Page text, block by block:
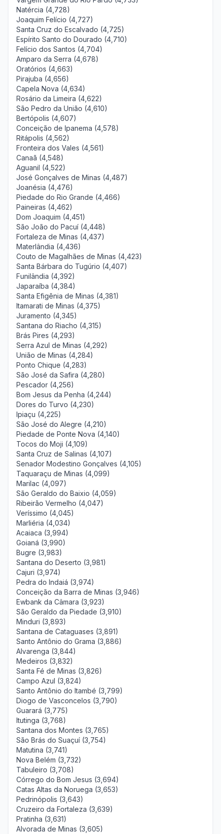
Natércia (4,728)
Joaquim Felício (4,727)
Santa Cruz do Escalvado (4,725)
Espírito Santo do Dourado (4,710)
Felício dos Santos (4,704)
Amparo da Serra (4,678)
Oratórios (4,663)
Pirajuba (4,656)
Capela Nova (4,634)
Rosário da Limeira (4,622)
São Pedro da União (4,610)
Bertópolis (4,607)
Conceição de Ipanema (4,578)
Ritápolis (4,562)
Fronteira dos Vales (4,561)
Canaã (4,548)
Aguanil (4,522)
José Gonçalves de Minas (4,487)
Joanésia (4,476)
Piedade do Rio Grande (4,466)
Paineiras (4,462)
Dom Joaquim (4,451)
São João do Pacuí (4,448)
Fortaleza de Minas (4,437)
Materlândia (4,436)
Couto de Magalhães de Minas (4,423)
Santa Bárbara do Tugúrio (4,407)
Funilândia (4,392)
Japaraíba (4,384)
Santa Efigênia de Minas (4,381)
Itamarati de Minas (4,375)
Juramento (4,345)
Santana do Riacho (4,315)
Brás Pires (4,293)
Serra Azul de Minas (4,292)
União de Minas (4,284)
Ponto Chique (4,283)
São José da Safira (4,280)
Pescador (4,256)
Bom Jesus da Penha (4,244)
Dores do Turvo (4,230)
Ipiaçu (4,225)
São José do Alegre (4,210)
Piedade de Ponte Nova (4,140)
Tocos do Moji (4,109)
Santa Cruz de Salinas (4,107)
Senador Modestino Gonçalves (4,105)
Taquaraçu de Minas (4,099)
Marilac (4,097)
São Geraldo do Baixio (4,059)
Ribeirão Vermelho (4,047)
Veríssimo (4,045)
Marliéria (4,034)
Acaiaca (3,994)
Goianá (3,990)
Bugre (3,983)
Santana do Deserto (3,981)
Cajuri (3,974)
Pedra do Indaiá (3,974)
Conceição da Barra de Minas (3,946)
Ewbank da Câmara (3,923)
São Geraldo da Piedade (3,910)
Minduri (3,893)
Santana de Cataguases (3,891)
Santo Antônio do Grama (3,886)
Alvarenga (3,844)
Medeiros (3,832)
Santa Fé de Minas (3,826)
Campo Azul (3,824)
Santo Antônio do Itambé (3,799)
Diogo de Vasconcelos (3,790)
Guarará (3,775)
Itutinga (3,768)
Santana dos Montes (3,765)
São Brás do Suaçuí (3,754)
Matutina (3,741)
Nova Belém (3,732)
Tabuleiro (3,708)
Córrego do Bom Jesus (3,694)
Catas Altas da Noruega (3,653)
Pedrinópolis (3,643)
Cruzeiro da Fortaleza (3,639)
Pratinha (3,631)
Alvorada de Minas (3,605)